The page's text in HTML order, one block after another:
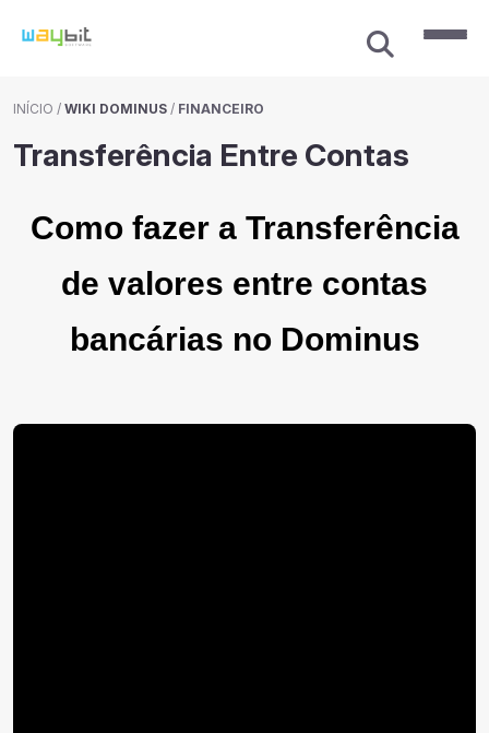
INÍCIO / WIKI DOMINUS / FINANCEIRO
Transferência Entre Contas
Como fazer a Transferência
de valores entre contas
bancárias no Dominus